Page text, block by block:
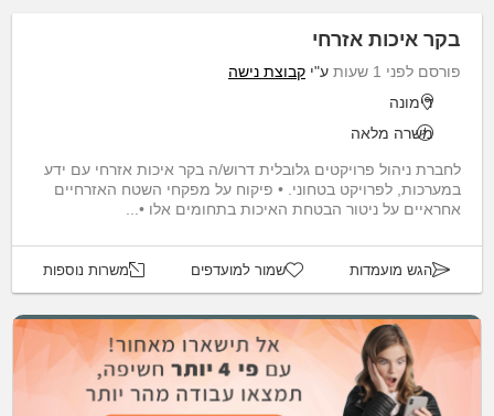
בקר איכות אזרחי
פורסם לפני 1 שעות ע"י קבוצת נישה
דימונה
משרה מלאה
לחברת ניהול פרויקטים גלובלית דרוש/ה בקר איכות אזרחי עם ידע
במערכות, לפרויקט בטחוני. • פיקוח על מפקחי השטח האזרחיים
אחראיים על ניטור הבטחת האיכות בתחומים אלו •...
הגש מועמדות שמור למועדפים משרות נוספות